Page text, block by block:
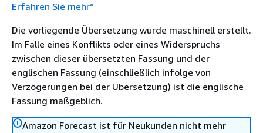
Erfahren Sie mehr“
Die vorliegende Übersetzung wurde maschinell erstellt.
Im Falle eines Konflikts oder eines Widerspruchs
zwischen dieser übersetzten Fassung und der
englischen Fassung (einschließlich infolge von
Verzögerungen bei der Übersetzung) ist die englische
Fassung maßgeblich.
Amazon Forecast ist für Neukunden nicht mehr